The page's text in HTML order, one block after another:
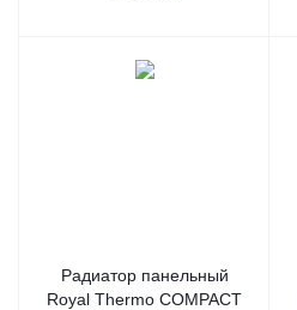
Радиатор панельный
Royal Thermo COMPACT